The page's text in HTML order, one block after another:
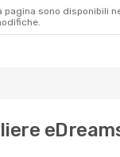
pagina sono disponibili